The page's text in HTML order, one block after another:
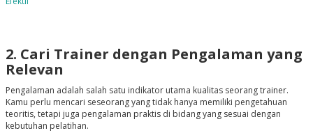
2. Cari Trainer dengan Pengalaman yang
Relevan
Pengalaman adalah salah satu indikator utama kualitas seorang trainer.
Kamu perlu mencari seseorang yang tidak hanya memiliki pengetahuan
teoritis, tetapi juga pengalaman praktis di bidang yang sesuai dengan
kebutuhan pelatihan.